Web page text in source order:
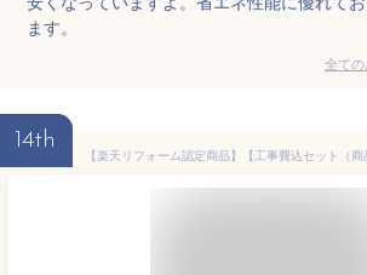
ます。
全て
14th